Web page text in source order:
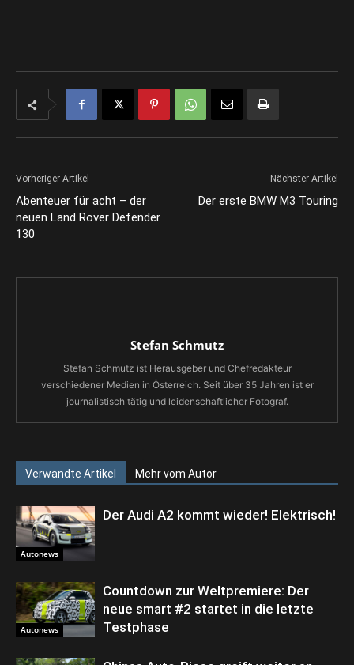
Vorheriger Artikel
Abenteuer für acht – der
neuen Land Rover Defender
130
Nächster Artikel
Der erste BMW M3 Touring
Stefan Schmutz
Stefan Schmutz ist Herausgeber und Chefredakteur
verschiedener Medien in Österreich. Seit über 35 Jahren ist er
journalistisch tätig und leidenschaftlicher Fotograf.
Verwandte Artikel Mehr vom Autor
Autonews
Der Audi A2 kommt wieder! Elektrisch!
Autonews
Countdown zur Weltpremiere: Der
neue smart #2 startet in die letzte
Testphase